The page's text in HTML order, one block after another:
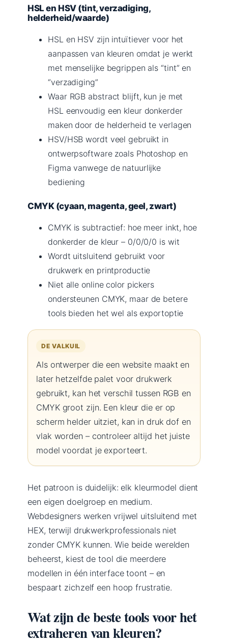
HSL en HSV (tint, verzadiging,
helderheid/waarde)
HSL en HSV zijn intuïtiever voor het
aanpassen van kleuren omdat je werkt
met menselijke begrippen als “tint” en
“verzadiging”
Waar RGB abstract blijft, kun je met
HSL eenvoudig een kleur donkerder
maken door de helderheid te verlagen
HSV/HSB wordt veel gebruikt in
ontwerpsoftware zoals Photoshop en
Figma vanwege de natuurlijke
bediening
CMYK (cyaan, magenta, geel, zwart)
CMYK is subtractief: hoe meer inkt, hoe
donkerder de kleur – 0/0/0/0 is wit
Wordt uitsluitend gebruikt voor
drukwerk en printproductie
Niet alle online color pickers
ondersteunen CMYK, maar de betere
tools bieden het wel als exportoptie
DE VALKUIL
Als ontwerper die een website maakt en
later hetzelfde palet voor drukwerk
gebruikt, kan het verschil tussen RGB en
CMYK groot zijn. Een kleur die er op
scherm helder uitziet, kan in druk dof en
vlak worden – controleer altijd het juiste
model voordat je exporteert.
Het patroon is duidelijk: elk kleurmodel dient
een eigen doelgroep en medium.
Webdesigners werken vrijwel uitsluitend met
HEX, terwijl drukwerkprofessionals niet
zonder CMYK kunnen. Wie beide werelden
beheerst, kiest de tool die meerdere
modellen in één interface toont – en
bespaart zichzelf een hoop frustratie.
Wat zijn de beste tools voor het
extraheren van kleuren?